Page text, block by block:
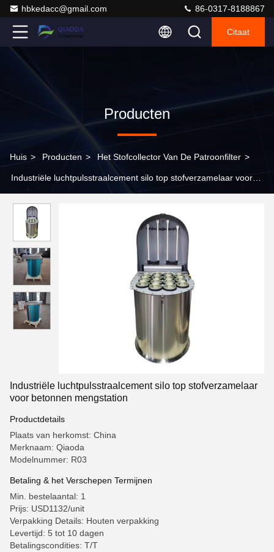
hbkedacc@gmail.com 86-0317-8188867
Citaat
Producten
Huis > Producten > Het Stofcollector Van De Patroonfilter >
Industriële luchtpulsstraalcement silo top stofverzamelaar voor
Industriële luchtpulsstraalcement silo top stofverzamelaar
voor betonnen mengstation
Productdetails
Plaats van herkomst: China
Merknaam: Qiaoda
Modelnummer: R03
Betaling & het Verschepen Termijnen
Min. bestelaantal: 1
Prijs: USD1132/unit
Verpakking Details: Houten verpakking
Levertijd: 5 tot 10 dagen
Betalingscondities: T/T